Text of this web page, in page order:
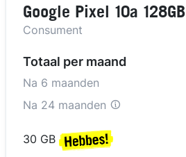
Google Pixel 10a 128GB
Consument
Totaal per maand
Na 6 maanden
Na 24 maanden
30 GB